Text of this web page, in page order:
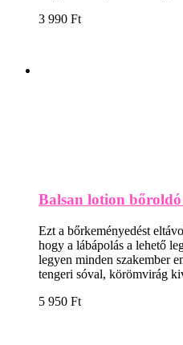
3 990 Ft
Balsan lotion
Ezt a bőrkeményedést
hogy a lábápolás a lehető
legyen minden szakember
tengeri sóval, körömvirág
5 950 Ft